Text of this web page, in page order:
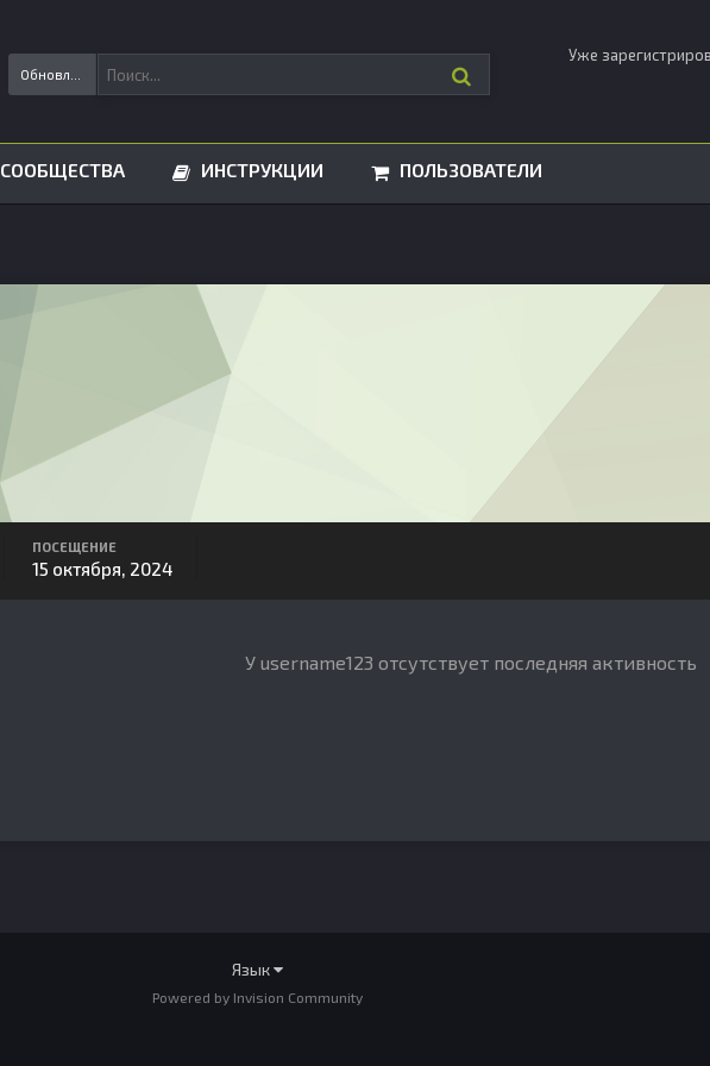
Уже
СООБЩЕСТВА ИНСТРУКЦИИ ПОЛЬЗОВАТЕЛИ
ПОСЕЩЕНИЕ
15 октября, 2024
У username123 отсутствует последняя активность
Язык
Powered by Invision Community